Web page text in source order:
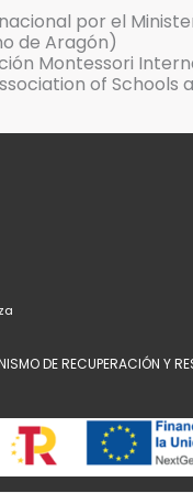
por el
de Aragón)
Montessori
of Schools
DE RECUPERACIÓN Y